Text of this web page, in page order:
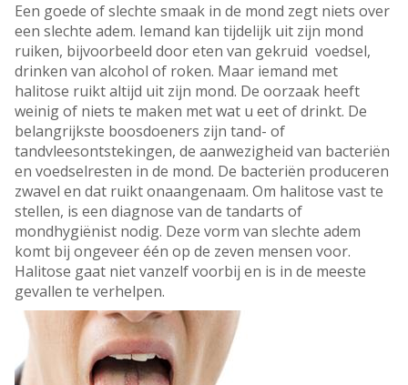
Een goede of slechte smaak in de mond zegt niets over
een slechte adem. Iemand kan tijdelijk uit zijn mond
ruiken, bijvoorbeeld door eten van gekruid voedsel,
drinken van alcohol of roken. Maar iemand met
halitose ruikt altijd uit zijn mond. De oorzaak heeft
weinig of niets te maken met wat u eet of drinkt. De
belangrijkste boosdoeners zijn tand- of
tandvleesontstekingen, de aanwezigheid van bacteriën
en voedselresten in de mond. De bacteriën produceren
zwavel en dat ruikt onaangenaam. Om halitose vast te
stellen, is een diagnose van de tandarts of
mondhygiënist nodig. Deze vorm van slechte adem
komt bij ongeveer één op de zeven mensen voor.
Halitose gaat niet vanzelf voorbij en is in de meeste
gevallen te verhelpen.